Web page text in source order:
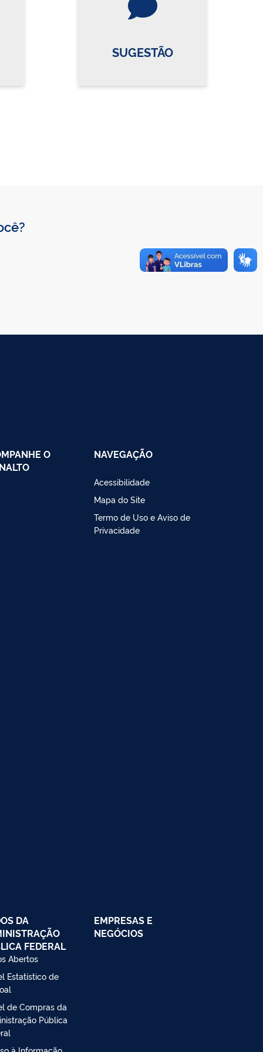
SUGESTÃO
O
NAVEGAÇÃO
Acessibilidade
Mapa do Site
Termo de Uso e Aviso de
Privacidade
DA
FEDERAL
Abertos
Estatístico de
de Compras da
Pública
EMPRESAS E
NEGÓCIOS